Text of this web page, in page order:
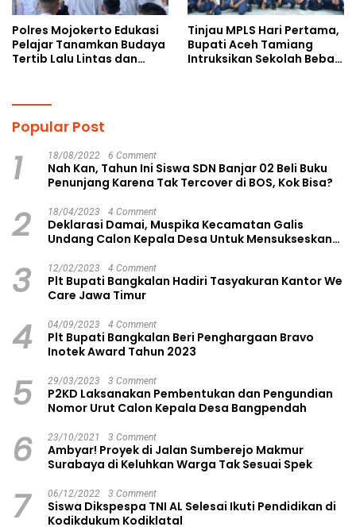
Polres Mojokerto Edukasi
Pelajar Tanamkan Budaya
Tertib Lalu Lintas dan
Tinjau MPLS Hari Pertama,
Bupati Aceh Tamiang
Intruksikan Sekolah Bebas
Popular Post
1 18/08/2022 6 Comment
Nah Kan, Tahun Ini Siswa SDN Banjar 02 Beli Buku
Penunjang Karena Tak Tercover di BOS, Kok Bisa?
2 18/04/2023 4 Comment
Deklarasi Damai, Muspika Kecamatan Galis
Undang Calon Kepala Desa Untuk Mensukseskan
3 12/02/2023 4 Comment
Plt Bupati Bangkalan Hadiri Tasyakuran Kantor We
Care Jawa Timur
4 04/09/2023 4 Comment
Plt Bupati Bangkalan Beri Penghargaan Bravo
Inotek Award Tahun 2023
5 29/03/2023 3 Comment
P2KD Laksanakan Pembentukan dan Pengundian
Nomor Urut Calon Kepala Desa Bangpendah
6 23/10/2021 3 Comment
Ambyar! Proyek di Jalan Sumberejo Makmur
Surabaya di Keluhkan Warga Tak Sesuai Spek
7 06/12/2022 3 Comment
Siswa Dikspespa TNI AL Selesai Ikuti Pendidikan di
Kodikdukum Kodiklatal